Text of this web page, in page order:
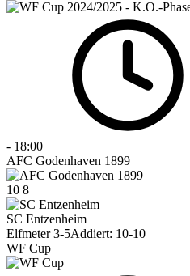
- 18:00
AFC Godenhaven 1899
10 8
SC Entzenheim
Elfmeter 3-5Addiert: 10-10
WF Cup